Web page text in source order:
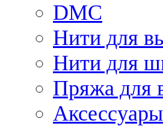
DMC
Нити для
Нити для
Пряжа для
Аксессуары